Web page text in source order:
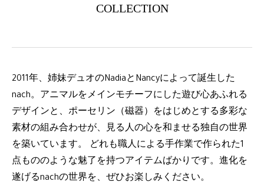
COLLECTION
2011年、姉妹デュオのNadiaとNancyによって誕生した
nach。アニマルをメインモチーフにした遊び心あふれる
デザインと、ポーセリン（磁器）をはじめとする多彩な
素材の組み合わせが、見る人の心を和ませる独自の世界
を築いています。 どれも職人による手作業で作られた1
点もののような魅了を持つアイテムばかりです。進化を
遂げるnachの世界を、ぜひお楽しみください。